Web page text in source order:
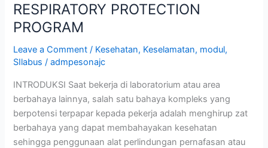
RESPIRATORY PROTECTION
PROGRAM
Leave a Comment / Kesehatan, Keselamatan, modul,
SIlabus /admpesonajc
INTRODUKSI Saat bekerja di laboratorium atau area
berbahaya lainnya, salah satu bahaya kompleks yang
berpotensi terpapar kepada pekerja adalah menghirup zat
berbahaya yang dapat membahayakan kesehatan
sehingga penggunaan alat perlindungan pernafasan atau